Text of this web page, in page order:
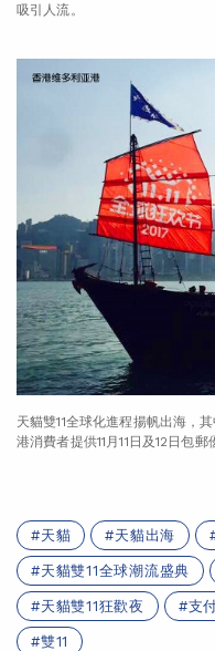
吸引人流。
天貓雙11全球化進程揚帆出海，
港消費者提供11月11日及12日包郵
天貓 天貓出海
天貓雙11全球潮流盛典
天貓雙11狂歡夜 支
雙11